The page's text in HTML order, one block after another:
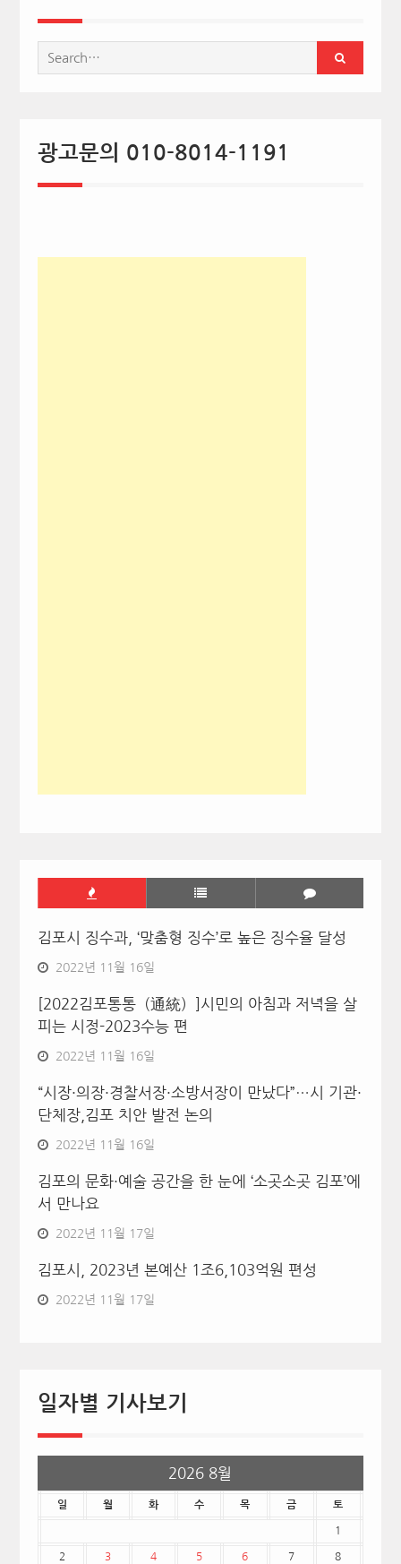
Search
for:
광고문의 010-8014-1191
김포시 징수과, ‘맞춤형 징수’로 높은 징수율 달성
2022년 11월 16일
[2022김포통통（通統）]시민의 아침과 저녁을 살
피는 시정-2023수능 편
2022년 11월 16일
“시장·의장·경찰서장·소방서장이 만났다”…시 기관·
단체장,김포 치안 발전 논의
2022년 11월 16일
김포의 문화·예술 공간을 한 눈에 ‘소곳소곳 김포’에
서 만나요
2022년 11월 17일
김포시, 2023년 본예산 1조6,103억원 편성
2022년 11월 17일
일자별 기사보기
2026 8월
일 월 화 수 목 금 토
1
2 3 4 5 6 7 8